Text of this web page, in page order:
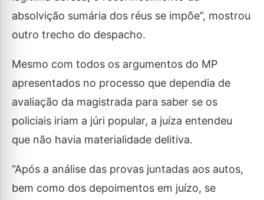
absolvição sumária dos réus se impõe”, mostrou
outro trecho do despacho.
Mesmo com todos os argumentos do MP
apresentados no processo que dependia de
avaliação da magistrada para saber se os
policiais iriam a júri popular, a juíza entendeu
que não havia materialidade delitiva.
“Após a análise das provas juntadas aos autos,
bem como dos depoimentos em juízo, se